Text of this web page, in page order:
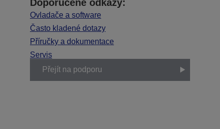
Doporučené odkazy:
Ovladače a software
Často kladené dotazy
Příručky a dokumentace
Servis
Přejít na podporu